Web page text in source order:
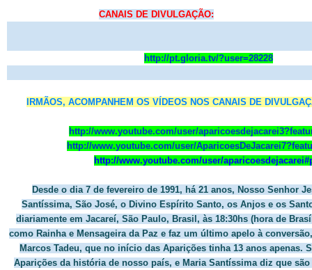
CANAIS DE DIVULGAÇÃO:
http://pt.gloria.tv/?user=28228
IRMÃOS, ACOMPANHEM OS VÍDEOS NOS CANAIS DE
http://www.youtube.com/user/
http://www.youtube.com/user/
http://www.youtube.com/user/
Desde o dia 7 de fevereiro de 1991, há 21 anos, Nosso Senhor
Santíssima, São José, o Divino Espírito Santo, os Anjos e os
diariamente em Jacareí, São Paulo, Brasil, às 18:30hs (hora de
como Rainha e Mensageira da Paz e faz um último apelo à
Marcos Tadeu, que no início das Aparições tinha 13 anos apenas.
Aparições da história de nosso país, e Maria Santíssima diz que